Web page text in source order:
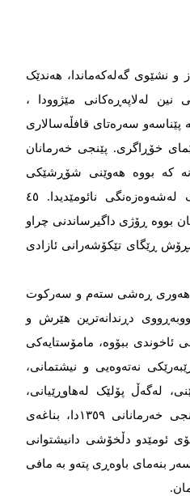
و نشێوی گەلەکەماندا، هەندێک
لەلاپەڕەکانی مێژوودا ،
پێناسەو سەرەتای قافڵەسالاری
خۆڕاگری. پێنجی خەرمانان
کە بووە هەوێنی شۆڕشێکی
خۆماڵیانەو بووە ئەستێرەیەک لەشەوەزەنگی نائومێدیدا. ٤٥
بووە ڕۆژی داگیرساندنی چراو
ڕێگای تێکۆشەرانی ئازادی
هەوری ڕەشی ستەم و سەرکوت
دڕندانەترین هێرش و
ئاخوندی ببۆوە، مامۆستایەکی
نەتەوەیی و نیشتمانی،
لەگەڵ پۆلێک لەهاوڕێیانی،
بڕیارێکی مێژووییان داو لەپێنجی خەرمانانی ١٣٥٩دا، بناغەی
ئومێدو دڵخۆشی دانیشتوانی
بنەمای باوەڕی پتەو بە مافی